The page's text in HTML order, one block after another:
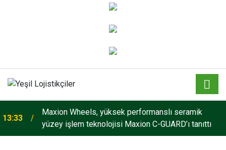
13:33
Maxion Wheels, yüksek performanslı seramik
yüzey işlem teknolojisi Maxion C-GUARD’ı tanıttı